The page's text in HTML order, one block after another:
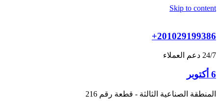
Skip to content
+201029199386
24/7 دعم العملاء
6 أكتوبر
المنطقة الصناعية الثالثة - قطعة رقم 216